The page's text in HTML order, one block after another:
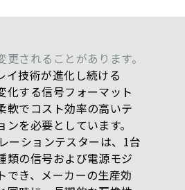
されることがあります。
イ技術が進化し続ける
化する信号フォーマット
軟でコスト効率の高いテ
を必要としています。
ーションテスターは、1台
類の信号および電源モジ
でき、メーカーの生産効